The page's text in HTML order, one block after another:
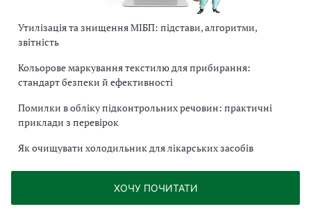
Утилізація та знищення МІБП: підстави, алгоритми,
звітність
Кольорове маркування текстилю для прибирання:
стандарт безпеки й ефективності
Помилки в обліку підконтрольних речовин: практичні
приклади з перевірок
Як очищувати холодильник для лікарських засобів
ХОЧУ ПОЧИТАТИ